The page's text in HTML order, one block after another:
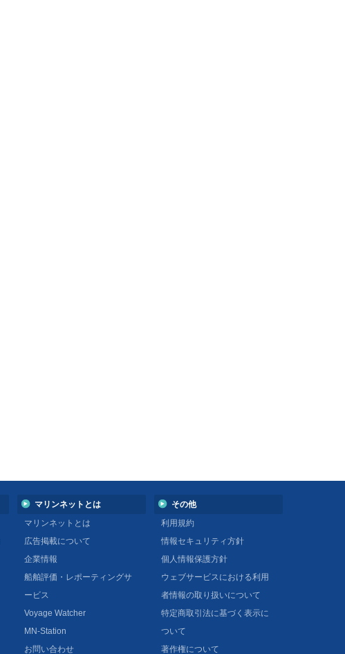
マリンネットとは
マリンネットとは
広告掲載について
企業情報
船舶評価・レポーティングサ
ービス
Voyage Watcher
MN-Station
お問い合わせ
その他
利用規約
情報セキュリティ方針
個人情報保護方針
ウェブサービスにおける利用
者情報の取り扱いについて
特定商取引法に基づく表示に
ついて
著作権について